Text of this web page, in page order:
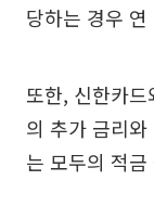
당하는 경우
또한, 신한카
의 추가 금리
는 모두의 적